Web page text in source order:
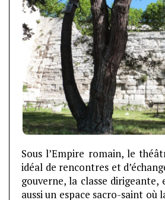
Sous l’Empire romain, le
idéal de rencontres et
gouverne, la classe dirigeante,
aussi un espace sacro-saint où